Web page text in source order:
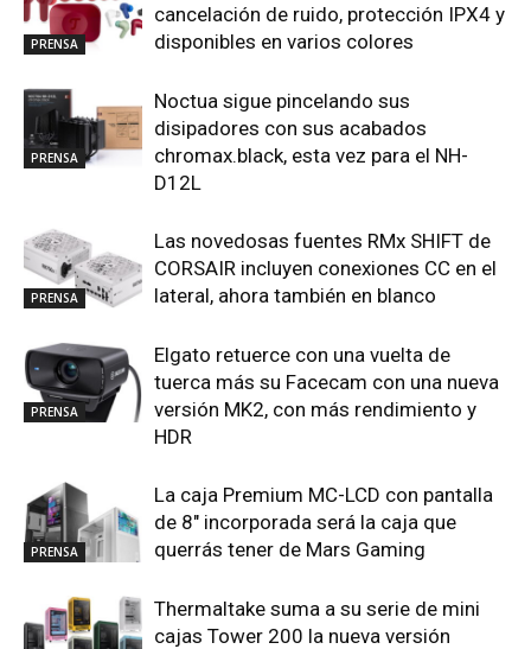
PRENSA
cancelación de ruido, protección IPX4 y
disponibles en varios colores
PRENSA
Noctua sigue pincelando sus
disipadores con sus acabados
chromax.black, esta vez para el NH-
D12L
PRENSA
Las novedosas fuentes RMx SHIFT de
CORSAIR incluyen conexiones CC en el
lateral, ahora también en blanco
PRENSA
Elgato retuerce con una vuelta de
tuerca más su Facecam con una nueva
versión MK2, con más rendimiento y
HDR
PRENSA
La caja Premium MC-LCD con pantalla
de 8″ incorporada será la caja que
querrás tener de Mars Gaming
Thermaltake suma a su serie de mini
cajas Tower 200 la nueva versión